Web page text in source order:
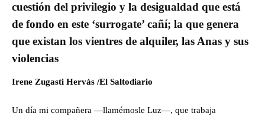
cuestión del privilegio y la desigualdad que está
de fondo en este ‘surrogate’ cañí; la que genera
que existan los vientres de alquiler, las Anas y sus
violencias
Irene Zugasti Hervás /El Saltodiario
Un día mi compañera —llamémosle Luz—, que trabaja